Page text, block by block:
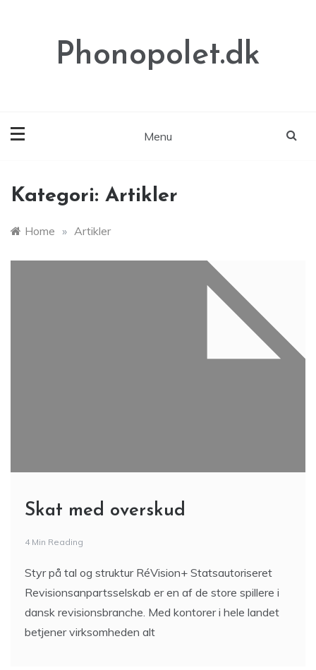
Phonopolet.dk
Menu
Kategori: Artikler
Home » Artikler
Skat med overskud
4 Min Reading
Styr på tal og struktur RéVision+ Statsautoriseret
Revisionsanpartsselskab er en af de store spillere i
dansk revisionsbranche. Med kontorer i hele landet
betjener virksomheden alt